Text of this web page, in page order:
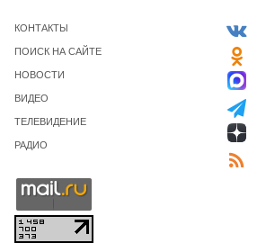
КОНТАКТЫ
ПОИСК НА САЙТЕ
НОВОСТИ
ВИДЕО
ТЕЛЕВИДЕНИЕ
РАДИО